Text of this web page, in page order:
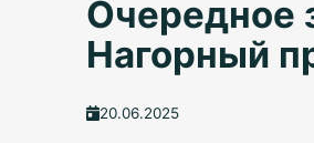
Очередное
Нагорный
20.06.2025